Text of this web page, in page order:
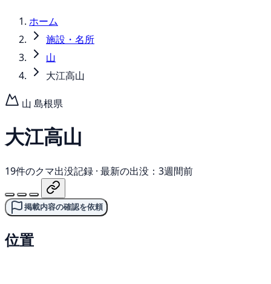
ホーム
施設・名所
山
大江高山
山 島根県
大江高山
19件のクマ出没記録 · 最新の出没：3週間前
掲載内容の確認を依頼
位置